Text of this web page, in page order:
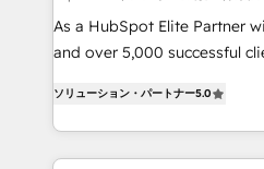
responsiveness, and
your team to adopt new
customer engagement.
As a HubSpot Elite Partner
and over 5,000 successful
measurable, scalable
enterprise-grade
builds scalable strategies
ソリューション・パートナー5.0